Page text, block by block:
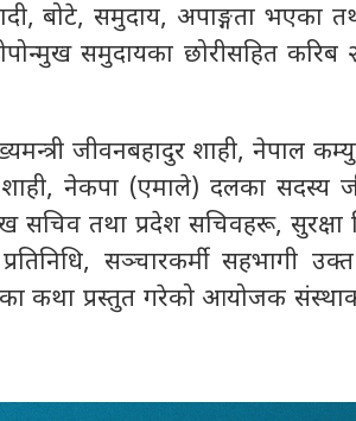
बोटे, समुदाय, अपाङ्गता भएका
समुदायका छोरीसहित करिब
जीवनबहादुर शाही, नेपाल
नेकपा (एमाले) दलका सदस्य
सचिव तथा प्रदेश सचिवहरू, सुरक्षा
सञ्चारकर्मी सहभागी
कथा प्रस्तुत गरेको आयोजक